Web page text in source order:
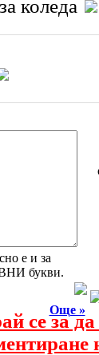
коледа
е и за
букви.
Още »
се за